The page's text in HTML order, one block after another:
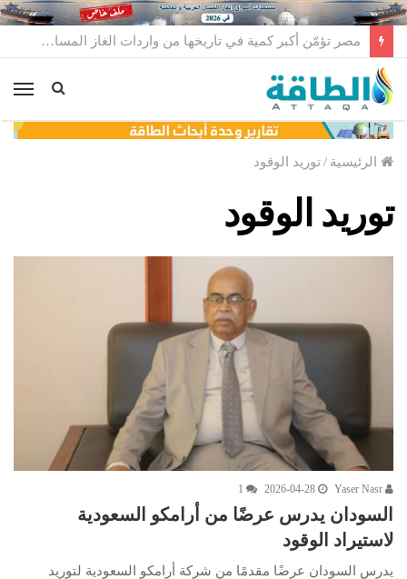
أرامكو للتجارة السعودية تبيع أغلى شحنة غاز مسال في تاريخها
الرئيسية /توريد الوقود
توريد الوقود
2026-04-28
1
السودان يدرس عرضًا من أرامكو السعودية
لاستيراد الوقود
يدرس السودان عرضًا مقدمًا من شركة أرامكو السعودية لتوريد